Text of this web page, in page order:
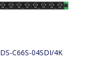
DS-C66S-04SDI/4K